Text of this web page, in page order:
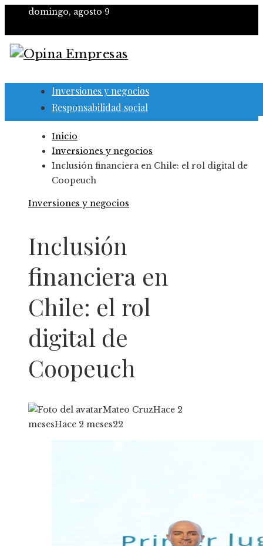
domingo, agosto 9
Inversiones y negocios
Responsabilidad social
Inicio
Inversiones y negocios
Inclusión financiera en Chile: el rol digital de
Coopeuch
Inversiones y negocios
Inclusión
financiera en
Chile: el rol
digital de
Coopeuch
Mateo CruzHace 2
mesesHace 2 meses22